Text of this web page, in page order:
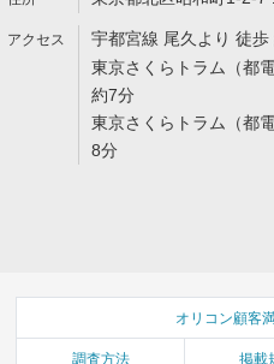
宇都宮線 尾久より 徒歩
東京さくらトラム（都
約7分
東京さくらトラム（都
8分
オリコン顧客
調査方法 掲載